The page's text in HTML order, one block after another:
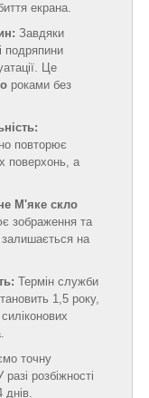
екрана.
Завдяки
подряпини
Це
роками без
повторює
поверхонь, а
М'яке скло
зображення та
на
Термін служби
1,5 року,
точну
розбіжності
днів.